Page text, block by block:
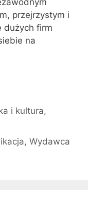
przejrzystym i
dużych firm
na
i kultura,
,Wydawca